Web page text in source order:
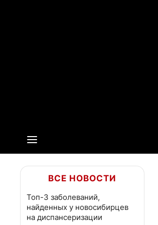
ВСЕ НОВОСТИ
Топ-3 заболеваний,
найденных у новосибирцев
на диспансеризации